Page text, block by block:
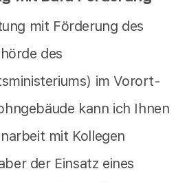
mit Förderung des
des
im Vorort-
kann ich Ihnen
mit Kollegen
der Einsatz eines